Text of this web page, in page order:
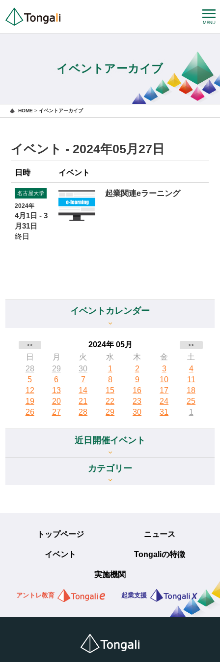
イベントアーカイブ
HOME > イベントアーカイブ
イベント - 2024年05月27日
日時 イベント
名古屋大学
2024年
4月1日 - 3
月31日
終日
起業関連eラーニング
イベントカレンダー
<< 2024年 05月 >>
日 月 火 水 木 金
土
28
29 30 1 2 3
4
5
6 7 8 9 10
11
12
13 14 15 16 17
18
19
20 21 22 23 24
25
26
27 28 29 30 31 1
近日開催イベント
カテゴリー
トップページ ニュース
イベント Tongaliの特徴
実施機関
アントレ教育 起業支援